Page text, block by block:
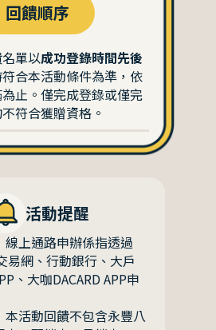
回饋順序
單以成功登錄時間先後
符合本活動條件為準，依
止。僅完成登錄或僅完
符合獲贈資格。
活動提醒
線上通路申辦係指透過
易網、行動銀行、大戶
、大咖DACARD APP申
本活動回饋不包含永豐八